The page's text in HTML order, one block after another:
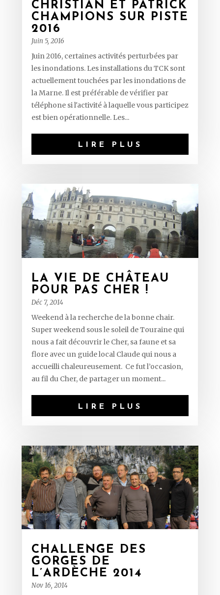
CHRISTIAN ET PATRICK
CHAMPIONS SUR PISTE
2016
Juin 5, 2016
Juin 2016, certaines activités perturbées par
les inondations. Les installations du TCK sont
actuellement touchées par les inondations de
la Marne. Il est préférable de vérifier par
téléphone si l'activité à laquelle vous participez
est bien opérationnelle. Les...
LIRE PLUS
LA VIE DE CHÂTEAU
POUR PAS CHER !
Déc 7, 2014
Weekend à la recherche de la bonne chair.
Super weekend sous le soleil de Touraine qui
nous a fait découvrir le Cher, sa faune et sa
flore avec un guide local Claude qui nous a
accueilli chaleureusement. Ce fut l’occasion,
au fil du Cher, de partager un moment...
LIRE PLUS
CHALLENGE DES
GORGES DE
L’ARDÈCHE 2014
Nov 16, 2014